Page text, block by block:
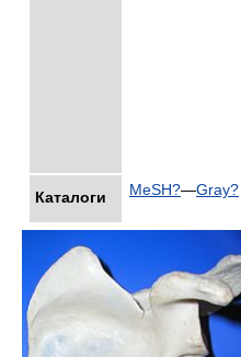
Каталоги MeSH?—Gray?